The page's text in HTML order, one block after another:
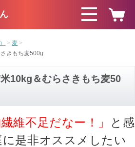
麦
きもち麦500g
10kg＆むらさきもち麦50
維不足だなー！」
と感
是非オススメしたい